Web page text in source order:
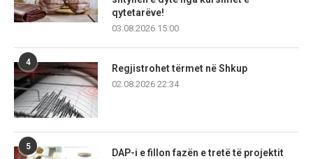
qytetarëve!
03.08.2026 15:00
4
Regjistrohet tërmet në Shkup
02.08.2026 22:34
5
DAP-i e fillon fazën e tretë të projektit